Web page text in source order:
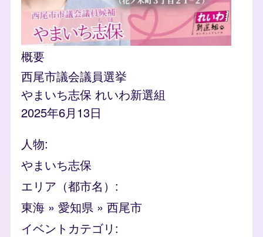
概要
西尾市議会議員選挙
やまいち志保 れいわ新選組
2025年6月13日
人物
やまいち志保
エリア（都市名）
東海 » 愛知県 » 西尾市
イベントカテゴリ